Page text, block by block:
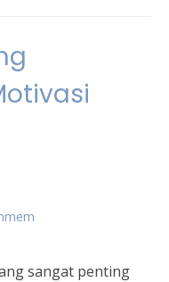
sangat penting